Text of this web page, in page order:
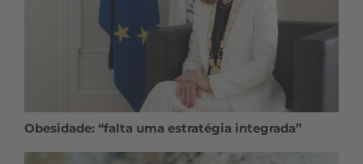
Obesidade: “falta uma estratégia integrada”